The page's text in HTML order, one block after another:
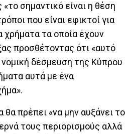
σημαντικό είναι η θέση
που είναι εφικτοί για
τα οποία έχουν
προσθέτοντας ότι «αυτό
νομική δέσμευση της Κύπρου
αυτά με ένα
θα πρέπει «να μην αυξάνει το
τους περιορισμούς αλλά